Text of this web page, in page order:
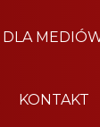
DLA
KONTAKT